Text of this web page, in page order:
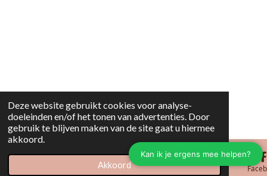
Deze website gebruikt cookies voor analyse-
doeleinden en/of het tonen van advertenties. Door
gebruik te blijven maken van de site gaat u hiermee
akkoord.
Akkoord Kaart